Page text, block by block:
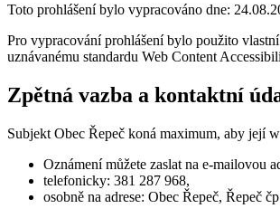
Toto prohlášení bylo vypracováno dne:
Pro vypracování prohlášení bylo použito
uznávanému standardu Web Content
Zpětná vazba a kontaktní
Subjekt Obec Řepeč koná maximum, aby její
Oznámení můžete zaslat na e-mailovou
telefonicky: 381 287 968,
osobně na adrese: Obec Řepeč, Řepeč